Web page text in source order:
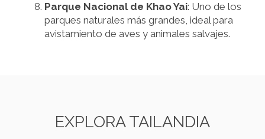
Parque Nacional de Khao Yai: Uno de los
parques naturales más grandes, ideal para
avistamiento de aves y animales salvajes.
EXPLORA TAILANDIA